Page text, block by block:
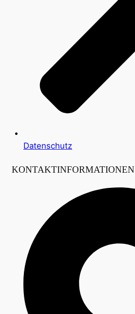
Datenschutz
KONTAKTINFORMATIONEN